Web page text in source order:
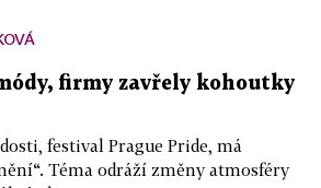
firmy zavřely kohoutky
festival Prague Pride, má
Téma odráží změny atmosféry